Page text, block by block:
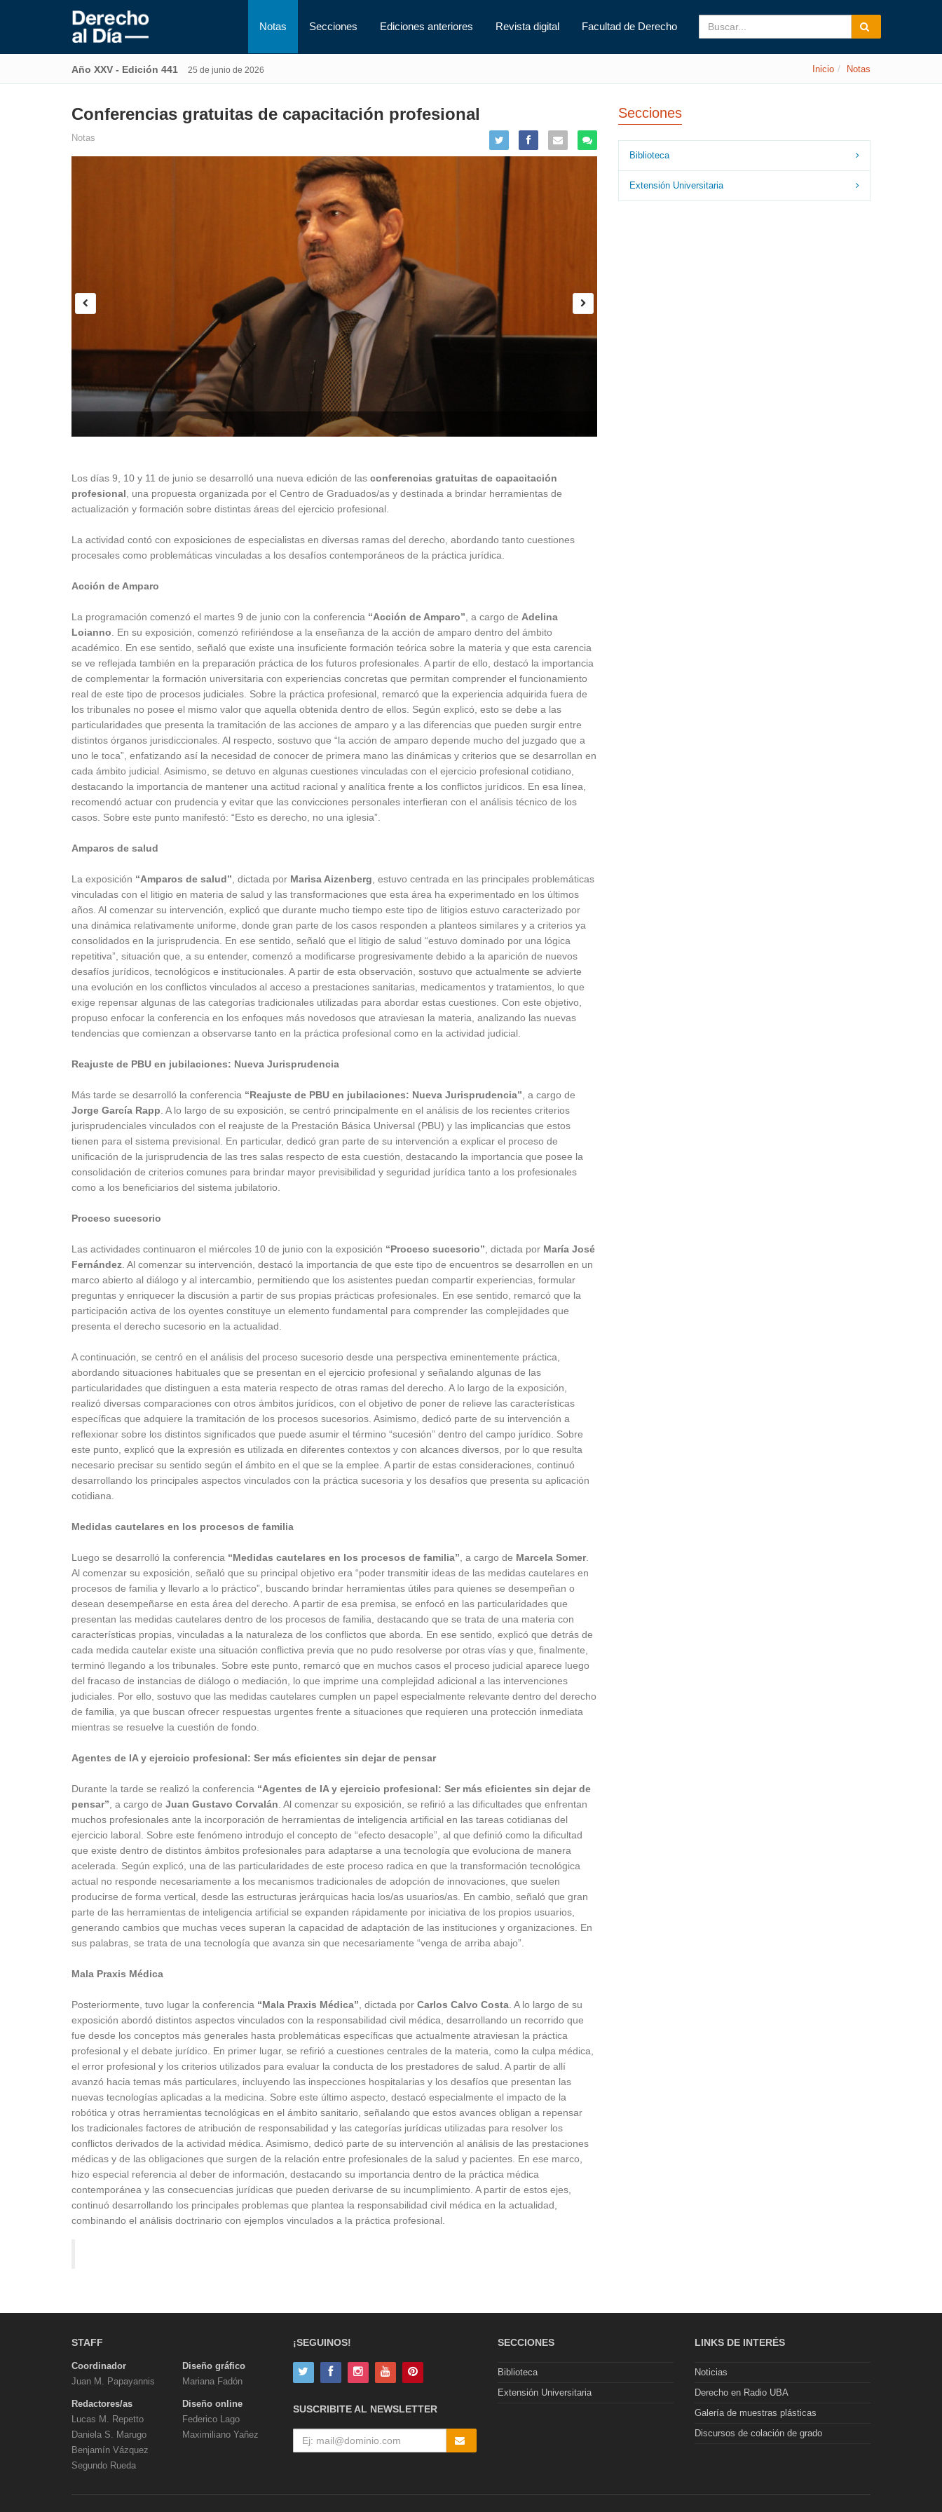
Notas Secciones Ediciones anteriores Revista digital Facultad de Derecho
Año XXV - Edición 441 25 de junio de 2026 Inicio Notas
Conferencias gratuitas de capacitación profesional
Notas
Los días 9, 10 y 11 de junio se desarrolló una nueva edición de las conferencias gratuitas de capacitación
profesional , una propuesta organizada por el Centro de Graduados/as y destinada a brindar herramientas de
actualización y formación sobre distintas áreas del ejercicio profesional.
La actividad contó con exposiciones de especialistas en diversas ramas del derecho, abordando tanto cuestiones
procesales como problemáticas vinculadas a los desafíos contemporáneos de la práctica jurídica.
Acción de Amparo
La programación comenzó el martes 9 de junio con la conferencia “Acción de Amparo” , a cargo de Adelina
Loianno . En su exposición, comenzó refiriéndose a la enseñanza de la acción de amparo dentro del ámbito
académico. En ese sentido, señaló que existe una insuficiente formación teórica sobre la materia y que esta carencia
se ve reflejada también en la preparación práctica de los futuros profesionales. A partir de ello, destacó la importancia
de complementar la formación universitaria con experiencias concretas que permitan comprender el funcionamiento
real de este tipo de procesos judiciales. Sobre la práctica profesional, remarcó que la experiencia adquirida fuera de
los tribunales no posee el mismo valor que aquella obtenida dentro de ellos. Según explicó, esto se debe a las
particularidades que presenta la tramitación de las acciones de amparo y a las diferencias que pueden surgir entre
distintos órganos jurisdiccionales. Al respecto, sostuvo que “la acción de amparo depende mucho del juzgado que a
uno le toca”, enfatizando así la necesidad de conocer de primera mano las dinámicas y criterios que se desarrollan en
cada ámbito judicial. Asimismo, se detuvo en algunas cuestiones vinculadas con el ejercicio profesional cotidiano,
destacando la importancia de mantener una actitud racional y analítica frente a los conflictos jurídicos. En esa línea,
recomendó actuar con prudencia y evitar que las convicciones personales interfieran con el análisis técnico de los
casos. Sobre este punto manifestó: “Esto es derecho, no una iglesia”.
Amparos de salud
La exposición “Amparos de salud” , dictada por Marisa Aizenberg , estuvo centrada en las principales problemáticas
vinculadas con el litigio en materia de salud y las transformaciones que esta área ha experimentado en los últimos
años. Al comenzar su intervención, explicó que durante mucho tiempo este tipo de litigios estuvo caracterizado por
una dinámica relativamente uniforme, donde gran parte de los casos responden a planteos similares y a criterios ya
consolidados en la jurisprudencia. En ese sentido, señaló que el litigio de salud “estuvo dominado por una lógica
repetitiva”, situación que, a su entender, comenzó a modificarse progresivamente debido a la aparición de nuevos
desafíos jurídicos, tecnológicos e institucionales. A partir de esta observación, sostuvo que actualmente se advierte
una evolución en los conflictos vinculados al acceso a prestaciones sanitarias, medicamentos y tratamientos, lo que
exige repensar algunas de las categorías tradicionales utilizadas para abordar estas cuestiones. Con este objetivo,
propuso enfocar la conferencia en los enfoques más novedosos que atraviesan la materia, analizando las nuevas
tendencias que comienzan a observarse tanto en la práctica profesional como en la actividad judicial.
Reajuste de PBU en jubilaciones: Nueva Jurisprudencia
Más tarde se desarrolló la conferencia “Reajuste de PBU en jubilaciones: Nueva Jurisprudencia” , a cargo de
Jorge García Rapp . A lo largo de su exposición, se centró principalmente en el análisis de los recientes criterios
jurisprudenciales vinculados con el reajuste de la Prestación Básica Universal (PBU) y las implicancias que estos
tienen para el sistema previsional. En particular, dedicó gran parte de su intervención a explicar el proceso de
unificación de la jurisprudencia de las tres salas respecto de esta cuestión, destacando la importancia que posee la
consolidación de criterios comunes para brindar mayor previsibilidad y seguridad jurídica tanto a los profesionales
como a los beneficiarios del sistema jubilatorio.
Proceso sucesorio
Las actividades continuaron el miércoles 10 de junio con la exposición “Proceso sucesorio” , dictada por María José
Fernández . Al comenzar su intervención, destacó la importancia de que este tipo de encuentros se desarrollen en un
marco abierto al diálogo y al intercambio, permitiendo que los asistentes puedan compartir experiencias, formular
preguntas y enriquecer la discusión a partir de sus propias prácticas profesionales. En ese sentido, remarcó que la
participación activa de los oyentes constituye un elemento fundamental para comprender las complejidades que
presenta el derecho sucesorio en la actualidad.
A continuación, se centró en el análisis del proceso sucesorio desde una perspectiva eminentemente práctica,
abordando situaciones habituales que se presentan en el ejercicio profesional y señalando algunas de las
particularidades que distinguen a esta materia respecto de otras ramas del derecho. A lo largo de la exposición,
realizó diversas comparaciones con otros ámbitos jurídicos, con el objetivo de poner de relieve las características
específicas que adquiere la tramitación de los procesos sucesorios. Asimismo, dedicó parte de su intervención a
reflexionar sobre los distintos significados que puede asumir el término “sucesión” dentro del campo jurídico. Sobre
este punto, explicó que la expresión es utilizada en diferentes contextos y con alcances diversos, por lo que resulta
necesario precisar su sentido según el ámbito en el que se la emplee. A partir de estas consideraciones, continuó
desarrollando los principales aspectos vinculados con la práctica sucesoria y los desafíos que presenta su aplicación
cotidiana.
Medidas cautelares en los procesos de familia
Luego se desarrolló la conferencia “Medidas cautelares en los procesos de familia” , a cargo de Marcela Somer.
Al comenzar su exposición, señaló que su principal objetivo era “poder transmitir ideas de las medidas cautelares en
procesos de familia y llevarlo a lo práctico”, buscando brindar herramientas útiles para quienes se desempeñan o
desean desempeñarse en esta área del derecho. A partir de esa premisa, se enfocó en las particularidades que
presentan las medidas cautelares dentro de los procesos de familia, destacando que se trata de una materia con
características propias, vinculadas a la naturaleza de los conflictos que aborda. En ese sentido, explicó que detrás de
cada medida cautelar existe una situación conflictiva previa que no pudo resolverse por otras vías y que, finalmente,
terminó llegando a los tribunales. Sobre este punto, remarcó que en muchos casos el proceso judicial aparece luego
del fracaso de instancias de diálogo o mediación, lo que imprime una complejidad adicional a las intervenciones
judiciales. Por ello, sostuvo que las medidas cautelares cumplen un papel especialmente relevante dentro del derecho
de familia, ya que buscan ofrecer respuestas urgentes frente a situaciones que requieren una protección inmediata
mientras se resuelve la cuestión de fondo.
Agentes de IA y ejercicio profesional: Ser más eficientes sin dejar de pensar
Durante la tarde se realizó la conferencia “Agentes de IA y ejercicio profesional: Ser más eficientes sin dejar de
pensar” , a cargo de Juan Gustavo Corvalán . Al comenzar su exposición, se refirió a las dificultades que enfrentan
muchos profesionales ante la incorporación de herramientas de inteligencia artificial en las tareas cotidianas del
ejercicio laboral. Sobre este fenómeno introdujo el concepto de “efecto desacople”, al que definió como la dificultad
que existe dentro de distintos ámbitos profesionales para adaptarse a una tecnología que evoluciona de manera
acelerada. Según explicó, una de las particularidades de este proceso radica en que la transformación tecnológica
actual no responde necesariamente a los mecanismos tradicionales de adopción de innovaciones, que suelen
producirse de forma vertical, desde las estructuras jerárquicas hacia los/as usuarios/as. En cambio, señaló que gran
parte de las herramientas de inteligencia artificial se expanden rápidamente por iniciativa de los propios usuarios,
generando cambios que muchas veces superan la capacidad de adaptación de las instituciones y organizaciones. En
sus palabras, se trata de una tecnología que avanza sin que necesariamente “venga de arriba abajo”.
Mala Praxis Médica
Posteriormente, tuvo lugar la conferencia “Mala Praxis Médica” , dictada por Carlos Calvo Costa . A lo largo de su
exposición abordó distintos aspectos vinculados con la responsabilidad civil médica, desarrollando un recorrido que
fue desde los conceptos más generales hasta problemáticas específicas que actualmente atraviesan la práctica
profesional y el debate jurídico. En primer lugar, se refirió a cuestiones centrales de la materia, como la culpa médica,
el error profesional y los criterios utilizados para evaluar la conducta de los prestadores de salud. A partir de allí
avanzó hacia temas más particulares, incluyendo las inspecciones hospitalarias y los desafíos que presentan las
nuevas tecnologías aplicadas a la medicina. Sobre este último aspecto, destacó especialmente el impacto de la
robótica y otras herramientas tecnológicas en el ámbito sanitario, señalando que estos avances obligan a repensar
los tradicionales factores de atribución de responsabilidad y las categorías jurídicas utilizadas para resolver los
conflictos derivados de la actividad médica. Asimismo, dedicó parte de su intervención al análisis de las prestaciones
médicas y de las obligaciones que surgen de la relación entre profesionales de la salud y pacientes. En ese marco,
hizo especial referencia al deber de información, destacando su importancia dentro de la práctica médica
contemporánea y las consecuencias jurídicas que pueden derivarse de su incumplimiento. A partir de estos ejes,
continuó desarrollando los principales problemas que plantea la responsabilidad civil médica en la actualidad,
combinando el análisis doctrinario con ejemplos vinculados a la práctica profesional.
Secciones
Biblioteca
Extensión Universitaria
STAFF
Coordinador
Juan M. Papayannis
Redactores/as
Lucas M. Repetto
Daniela S. Marugo
Benjamín Vázquez
Segundo Rueda
Diseño gráfico
Mariana Fadón
Diseño online
Federico Lago
Maximiliano Yañez
¡SEGUINOS!
SUSCRIBITE AL NEWSLETTER
SECCIONES
Biblioteca
Extensión Universitaria
LINKS DE INTERÉS
Noticias
Derecho en Radio UBA
Galería de muestras plásticas
Discursos de colación de grado